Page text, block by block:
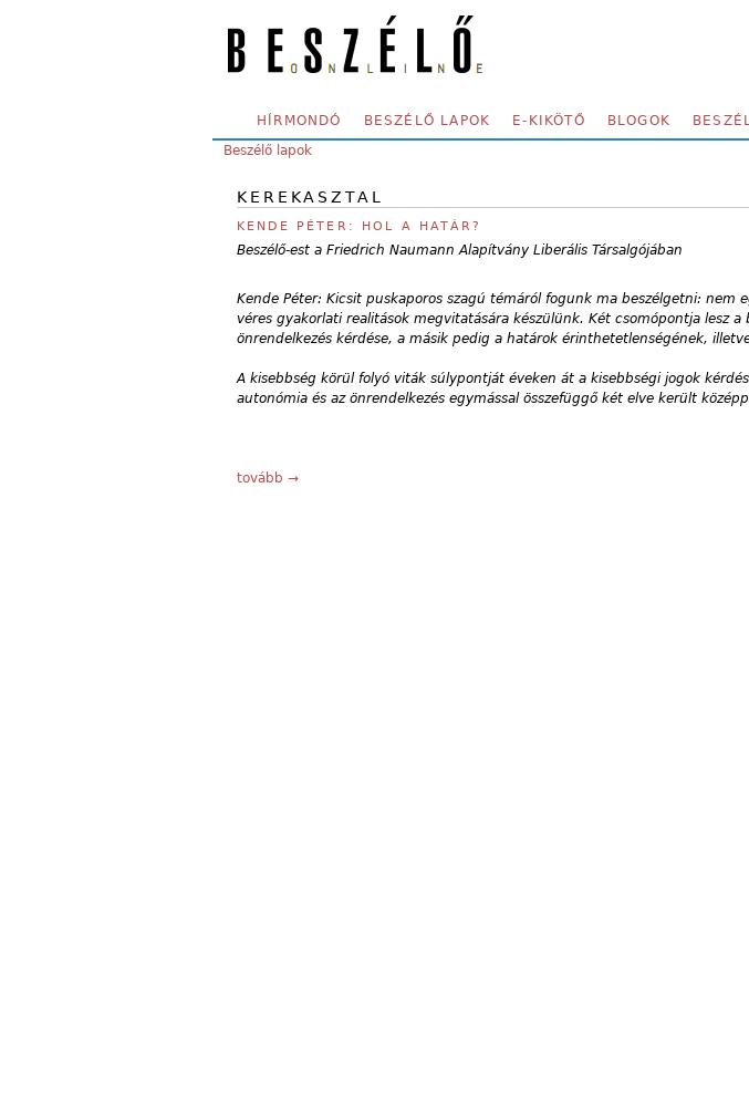
SECONDARY MENU
HÍRMONDÓ BESZÉLŐ LAPOK E-KIKÖTŐ BLOGOK
YOU ARE HERE:
Beszélő lapok
KEREKASZTAL
KENDE PÉTER: HOL A HATÁR?
Beszélő-est a Friedrich Naumann Alapítvány Liberális Társalgójában
Kende Péter: Kicsit puskaporos szagú témáról fogunk ma beszélgetni: nem
véres gyakorlati realitások megvitatására készülünk. Két csomópontja lesz a
önrendelkezés kérdése, a másik pedig a határok érinthetetlenségének,
A kisebbség körül folyó viták súlypontját éveken át a kisebbségi jogok
autonómia és az önrendelkezés egymással összefüggő két elve került
tovább →